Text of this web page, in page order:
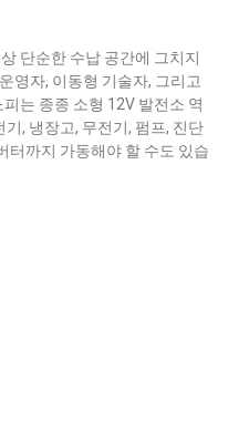
단순한 수납 공간에 그치지
영자, 이동형 기술자, 그리고
는 종종 소형 12V 발전소 역
기, 냉장고, 무전기, 펌프, 진단
터까지 가동해야 할 수도 있습